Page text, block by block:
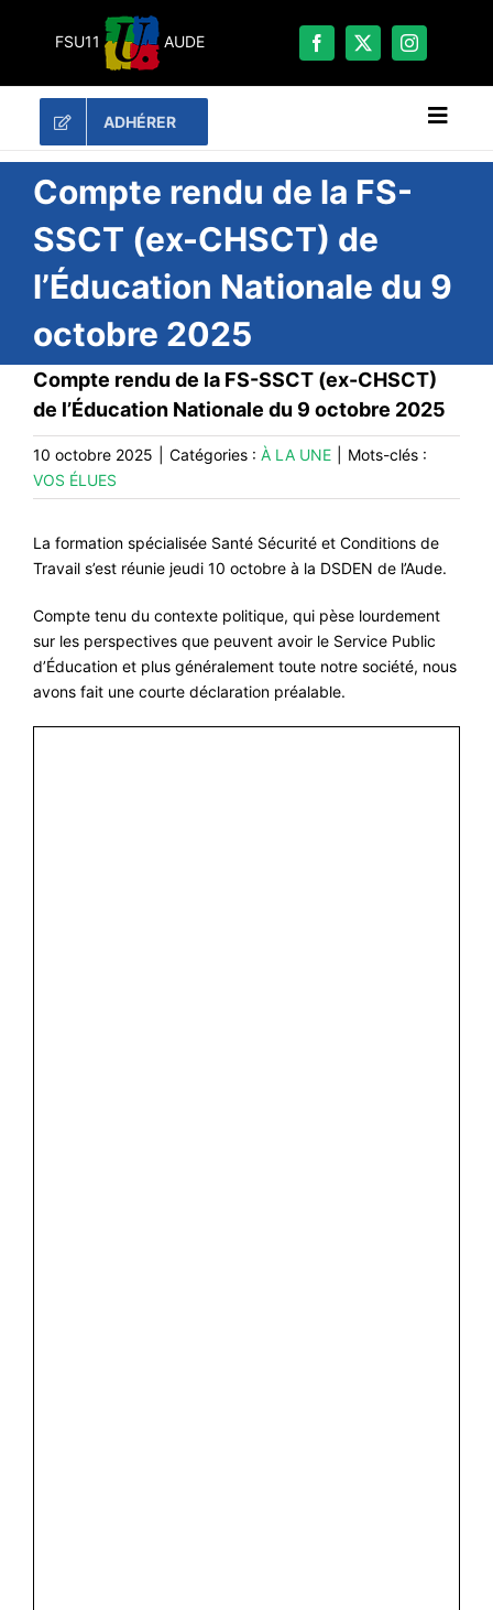
FSU11 AUDE
ADHÉRER
RECHERCHER:
LES UNES
#ACTUALITÉS
DOSSIERS
PUBLICATIONS
CONTACT
#FORMATION
#ÉLECTIONS
#MÉDIAS
#DÉBATS
Compte rendu de la FS-
SSCT (ex-CHSCT) de
l’Éducation Nationale du 9
octobre 2025
Compte rendu de la FS-SSCT (ex-CHSCT)
de l’Éducation Nationale du 9 octobre 2025
10 octobre 2025 Catégories : À LA UNE
Mots-clés :
VOS ÉLUES
La formation spécialisée Santé Sécurité et Conditions de
Travail s’est réunie jeudi 10 octobre à la DSDEN de l’Aude.
Compte tenu du contexte politique, qui pèse lourdement
sur les perspectives que peuvent avoir le Service Public
d’Éducation et plus généralement toute notre société, nous
avons fait une courte déclaration préalable.